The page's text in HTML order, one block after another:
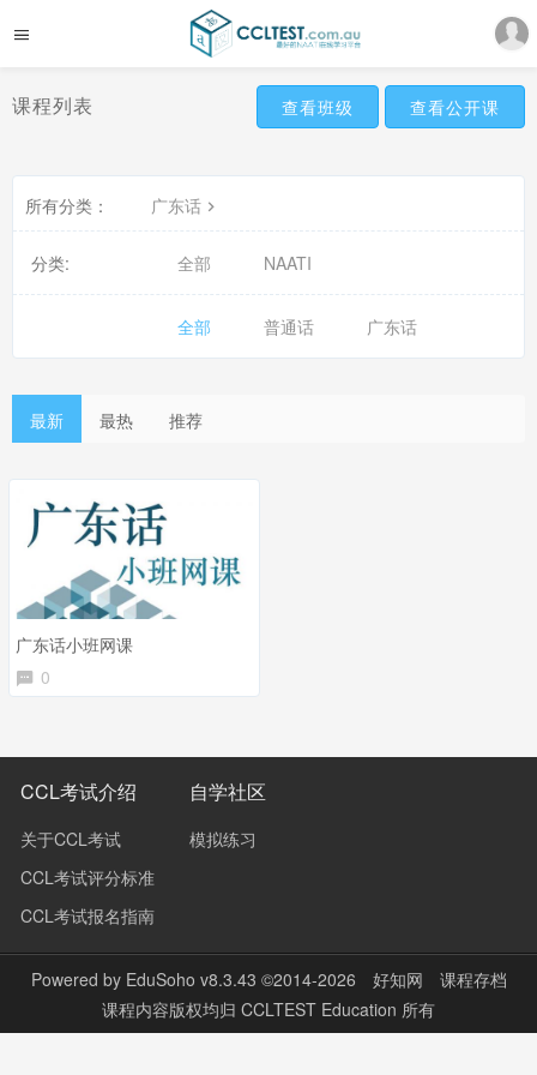
课程列表 查看班级 查看公开课
所有分类： 广东话
分类: 全部 NAATI
全部 普通话 广东话
最新 最热 推荐
广东话小班网课
0
CCL考试介绍
关于CCL考试
CCL考试评分标准
CCL考试报名指南
自学社区
模拟练习
Powered by EduSoho v8.3.43 ©2014-2026 好知网
课程存档
课程内容版权均归 CCLTEST Education 所有